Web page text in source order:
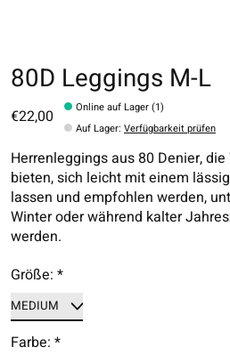
80D Leggings M-L
€22,00
Online auf Lager (1)
Auf Lager:Verfügbarkeit prüfen
Herrenleggings aus 80 Denier,
bieten, sich leicht mit einem
lassen und empfohlen werden,
Winter oder während kalter
werden.
Größe: *
Farbe: *